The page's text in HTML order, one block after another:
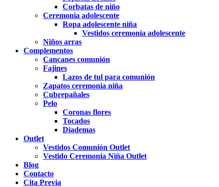
Corbatas de niño
Ceremonia adolescente
Ropa adolescente niña
Vestidos ceremonia adolescente
Niños arras
Complementos
Cancanes comunión
Fajines
Lazos de tul para comunión
Zapatos ceremonia niña
Cubrepañales
Pelo
Coronas flores
Tocados
Diademas
Outlet
Vestidos Comunión Outlet
Vestido Ceremonia Niña Outlet
Blog
Contacto
Cita Previa